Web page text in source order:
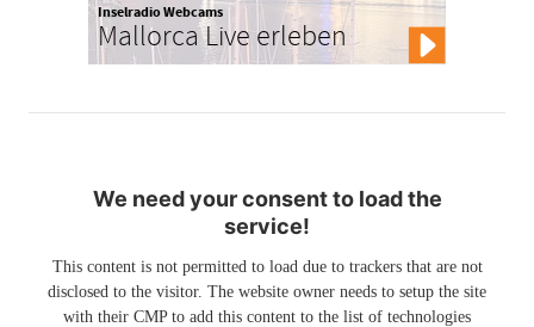
Inselradio Webcams
Mallorca Live erleben
We need your consent to load the
service!
This content is not permitted to load due to trackers that are not
disclosed to the visitor. The website owner needs to setup the site
with their CMP to add this content to the list of technologies